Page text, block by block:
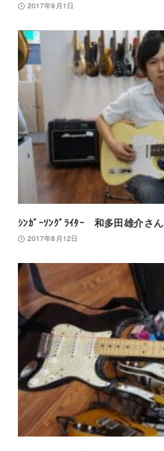
2017年9月1日
ｼﾝｶﾞｰｿﾝｸﾞﾗｲﾀｰ 和多田雄介さん
2017年8月12日